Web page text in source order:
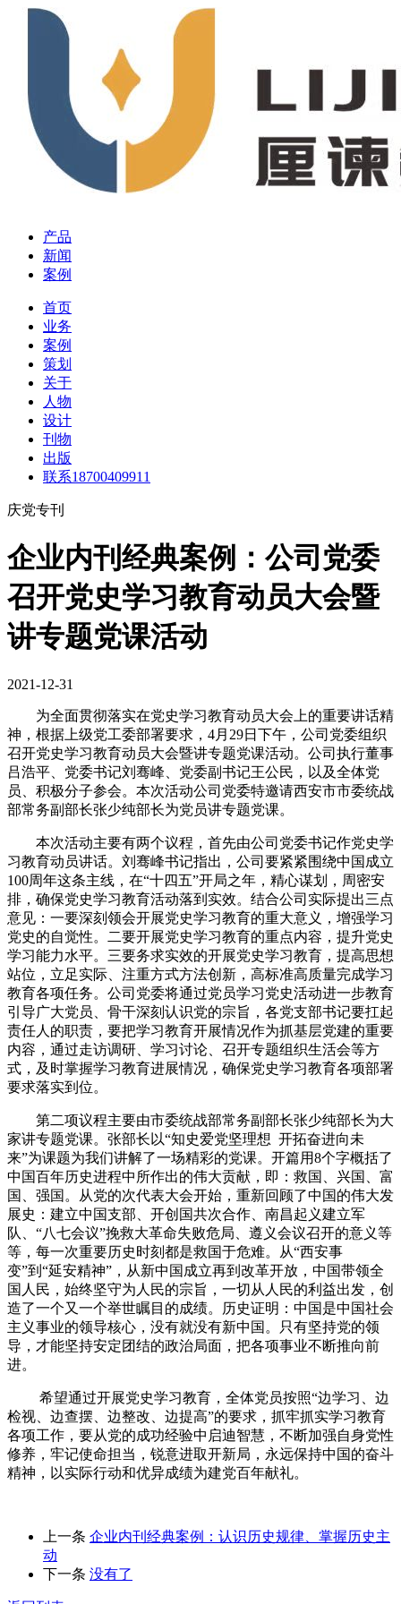
产品
新闻
案例
首页
业务
案例
策划
关于
人物
设计
刊物
出版
联系18700409911
庆党专刊
企业内刊经典案例：公司党委
召开党史学习教育动员大会暨
讲专题党课活动
2021-12-31
为全面贯彻落实在党史学习教育动员大会上的重要讲话精
神，根据上级党工委部署要求，4月29日下午，公司党委组织
召开党史学习教育动员大会暨讲专题党课活动。公司执行董事
吕浩平、党委书记刘骞峰、党委副书记王公民，以及全体党
员、积极分子参会。本次活动公司党委特邀请西安市市委统战
部常务副部长张少纯部长为党员讲专题党课。
本次活动主要有两个议程，首先由公司党委书记作党史学
习教育动员讲话。刘骞峰书记指出，公司要紧紧围绕中国成立
100周年这条主线，在“十四五”开局之年，精心谋划，周密安
排，确保党史学习教育活动落到实效。结合公司实际提出三点
意见：一要深刻领会开展党史学习教育的重大意义，增强学习
党史的自觉性。二要开展党史学习教育的重点内容，提升党史
学习能力水平。三要务求实效的开展党史学习教育，提高思想
站位，立足实际、注重方式方法创新，高标准高质量完成学习
教育各项任务。公司党委将通过党员学习党史活动进一步教育
引导广大党员、骨干深刻认识党的宗旨，各党支部书记要扛起
责任人的职责，要把学习教育开展情况作为抓基层党建的重要
内容，通过走访调研、学习讨论、召开专题组织生活会等方
式，及时掌握学习教育进展情况，确保党史学习教育各项部署
要求落实到位。
第二项议程主要由市委统战部常务副部长张少纯部长为大
家讲专题党课。张部长以“知史爱党坚理想 开拓奋进向未
来”为课题为我们讲解了一场精彩的党课。开篇用8个字概括了
中国百年历史进程中所作出的伟大贡献，即：救国、兴国、富
国、强国。从党的次代表大会开始，重新回顾了中国的伟大发
展史：建立中国支部、开创国共次合作、南昌起义建立军
队、“八七会议”挽救大革命失败危局、遵义会议召开的意义等
等，每一次重要历史时刻都是救国于危难。从“西安事
变”到“延安精神”，从新中国成立再到改革开放，中国带领全
国人民，始终坚守为人民的宗旨，一切从人民的利益出发，创
造了一个又一个举世瞩目的成绩。历史证明：中国是中国社会
主义事业的领导核心，没有就没有新中国。只有坚持党的领
导，才能坚持安定团结的政治局面，把各项事业不断推向前
进。
希望通过开展党史学习教育，全体党员按照“边学习、边
检视、边查摆、边整改、边提高”的要求，抓牢抓实学习教育
各项工作，要从党的成功经验中启迪智慧，不断加强自身党性
修养，牢记使命担当，锐意进取开新局，永远保持中国的奋斗
精神，以实际行动和优异成绩为建党百年献礼。
上一条 企业内刊经典案例：认识历史规律、掌握历史主
动
下一条 没有了